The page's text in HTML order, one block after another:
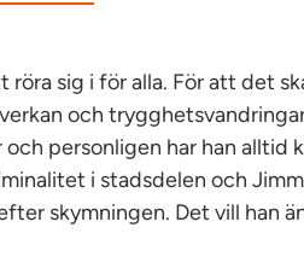
sig i för alla. För att det
och
personligen har han alltid
i stadsdelen och
skymningen. Det vill han